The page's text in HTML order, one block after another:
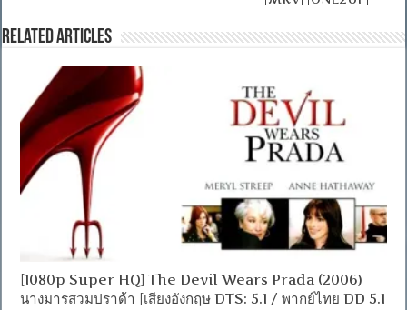
Related Articles
[1080p Super HQ] The Devil Wears Prada (2006)
นางมารสวมปราด้า [เสียงอังกฤษ DTS: 5.1 / พากย์ไทย DD 5.1